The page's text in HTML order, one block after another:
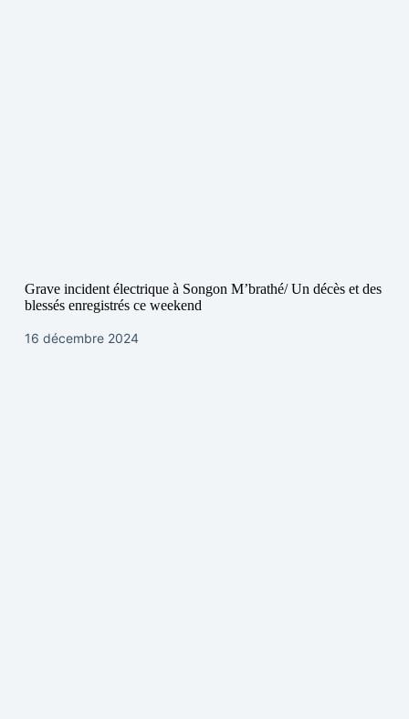
Grave incident électrique à Songon M’brathé/ Un décès et des
blessés enregistrés ce weekend
16 décembre 2024